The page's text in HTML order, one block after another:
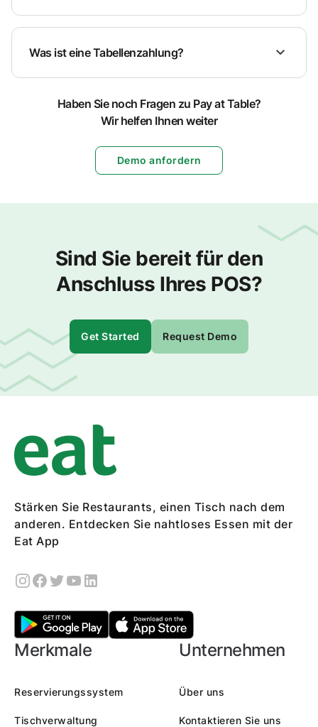
Was ist eine Tabellenzahlung?
Haben Sie noch Fragen zu Pay at Table?
Wir helfen Ihnen weiter
Demo anfordern
Sind Sie bereit für den
Anschluss Ihres POS?
Get Started Request Demo
Stärken Sie Restaurants, einen Tisch nach dem
anderen. Entdecken Sie nahtloses Essen mit der
Eat App
Merkmale
Reservierungssystem
Tischverwaltung
Unternehmen
Über uns
Kontaktieren Sie uns